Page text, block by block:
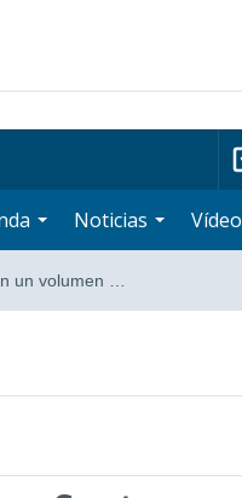
Noticias
un volumen …